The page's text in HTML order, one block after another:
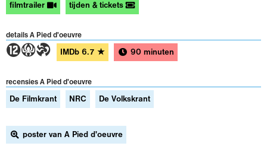
filmtrailer tijden & tickets
details A Pied d'oeuvre
4AT IMDb 6.7 ★ 90 minuten
recensies A Pied d'oeuvre
De Filmkrant NRC De Volkskrant
poster van A Pied d'oeuvre